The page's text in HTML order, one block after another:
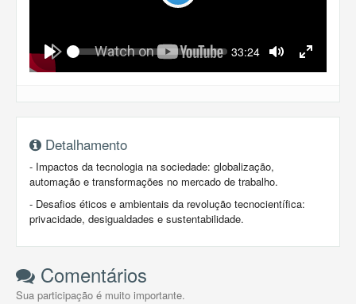
Play
Play
Seek Current
33:24
Mute Fullscreen
Detalhamento
- Impactos da tecnologia na sociedade: globalização,
automação e transformações no mercado de trabalho.
- Desafios éticos e ambientais da revolução tecnocientífica:
privacidade, desigualdades e sustentabilidade.
Comentários
Sua participação é muito importante.